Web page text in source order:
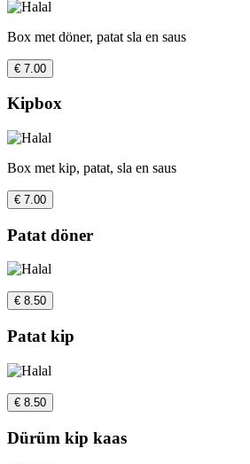
Box met döner, patat sla en saus
€ 7.00
Kipbox
Box met kip, patat, sla en saus
€ 7.00
Patat döner
€ 8.50
Patat kip
€ 8.50
Dürüm kip kaas